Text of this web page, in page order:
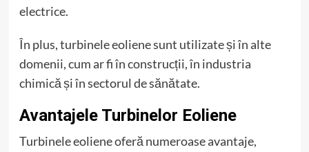
electrice.
În plus, turbinele eoliene sunt utilizate și în alte
domenii, cum ar fi în construcții, în industria
chimică și în sectorul de sănătate.
Avantajele Turbinelor Eoliene
Turbinele eoliene oferă numeroase avantaje,